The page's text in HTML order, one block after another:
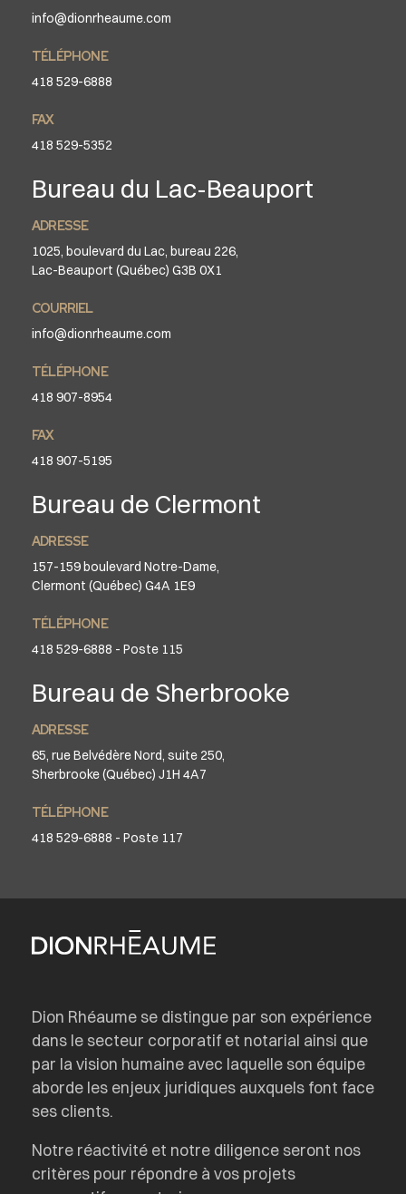
info@dionrheaume.com
TÉLÉPHONE
418 529-6888
FAX
418 529-5352
Bureau du Lac-Beauport
ADRESSE
1025, boulevard du Lac, bureau 226,
Lac-Beauport (Québec) G3B 0X1
COURRIEL
info@dionrheaume.com
TÉLÉPHONE
418 907-8954
FAX
418 907-5195
Bureau de Clermont
ADRESSE
157-159 boulevard Notre-Dame,
Clermont (Québec) G4A 1E9
TÉLÉPHONE
418 529-6888 - Poste 115
Bureau de Sherbrooke
ADRESSE
65, rue Belvédère Nord, suite 250,
Sherbrooke (Québec) J1H 4A7
TÉLÉPHONE
418 529-6888 - Poste 117
Dion Rhéaume se distingue par son expérience
dans le secteur corporatif et notarial ainsi que
par la vision humaine avec laquelle son équipe
aborde les enjeux juridiques auxquels font face
ses clients.
Notre réactivité et notre diligence seront nos
critères pour répondre à vos projets